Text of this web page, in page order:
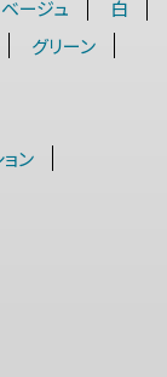
ベージュ
白
グリーン
ン